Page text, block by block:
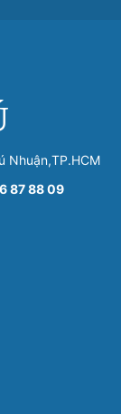
Nhuận,TP.HCM
87 88 09